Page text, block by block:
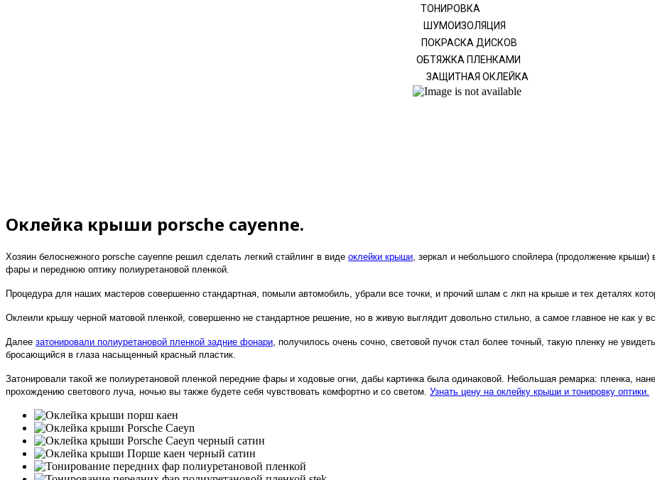
ТОНИРОВКА
ШУМОИЗОЛЯЦИЯ
ПОКРАСКА ДИСКОВ
ОБТЯЖКА ПЛЕНКАМИ
ЗАЩИТНАЯ ОКЛЕЙКА
Оклейка крыши porsche cayenne.
Хозяин белоснежного porsche cayenne решил сделать легкий стайлинг в виде оклейки крыши , зеркал и небольшого спойлера (продолжение
фары и переднюю оптику полиуретановой пленкой.
Процедура для наших мастеров совершенно стандартная, помыли автомобиль, убрали все точки, и прочий шлам с лкп на крыше и тех деталях
Оклеили крышу черной матовой пленкой, совершенно не стандартное решение, но в живую выглядит довольно стильно, а самое главное не как у
Далее затонировали полиуретановой пленкой задние фонари , получилось очень сочно, световой пучок стал более точный, такую пленку не
бросающийся в глаза насыщенный красный пластик.
Затонировали такой же полиуретановой пленкой передние фары и ходовые огни, дабы картинка была одинаковой. Небольшая ремарка: пленка,
прохождению светового луча, ночью вы также будете себя чувствовать комфортно и со светом. Узнать цену на оклейку крыши и тонировку оптики.